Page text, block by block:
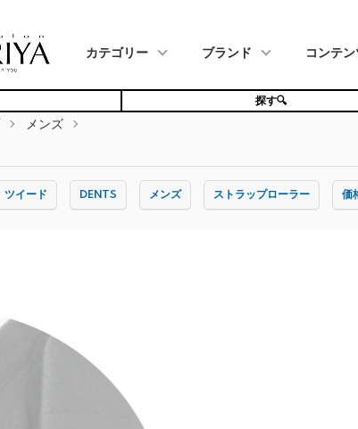
カテゴリー ブランド コンテン
探す🔍
メンズ
ツイード DENTS メンズ ストラップローラー 価